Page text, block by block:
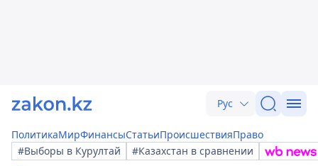
Рус
ПолитикаМирФинансыСтатьиПроисшествияПраво
#Выборы в Курултай
#Казахстан в сравнении